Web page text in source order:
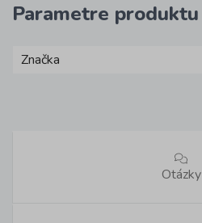
Parametre produktu
Značka
Otázky